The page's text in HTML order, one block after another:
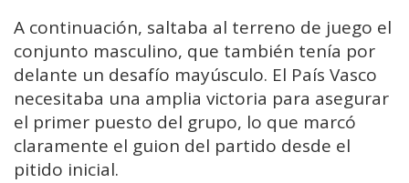
A continuación, saltaba al terreno de juego el
conjunto masculino, que también tenía por
delante un desafío mayúsculo. El País Vasco
necesitaba una amplia victoria para asegurar
el primer puesto del grupo, lo que marcó
claramente el guion del partido desde el
pitido inicial.